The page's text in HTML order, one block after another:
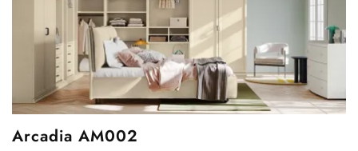
Arcadia AM002